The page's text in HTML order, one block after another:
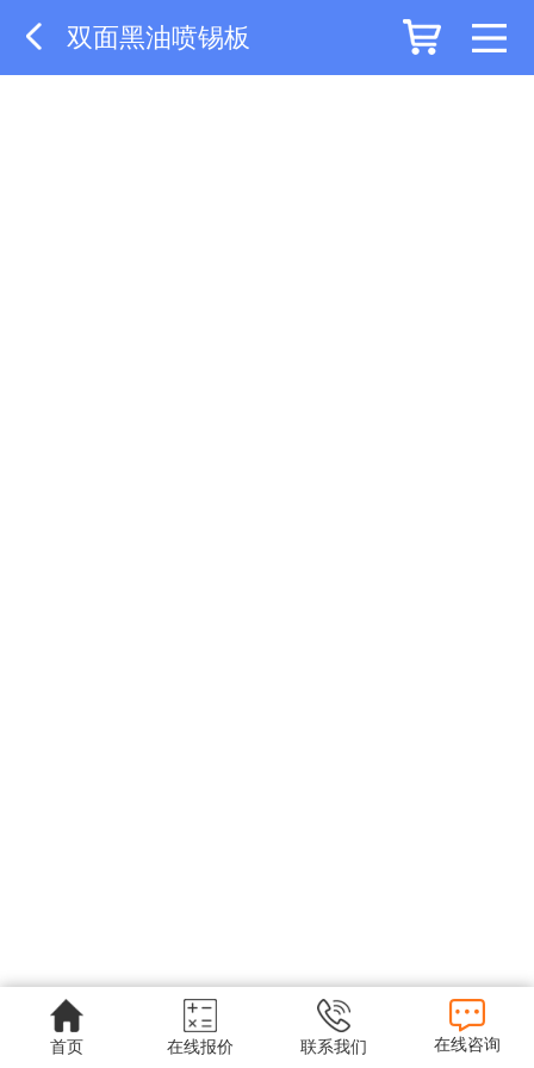
双面黑油喷锡板
首页 在线报价 联系我们 在线咨询